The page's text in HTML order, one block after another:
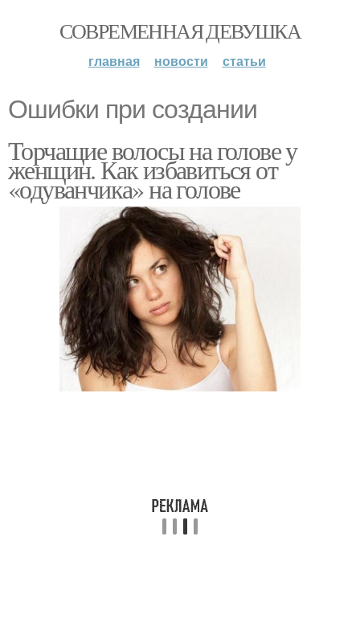
СОВРЕМЕННАЯ ДЕВУШКА
главная новости статьи
Ошибки при создании
Торчащие волосы на голове у
женщин. Как избавиться от
«одуванчика» на голове